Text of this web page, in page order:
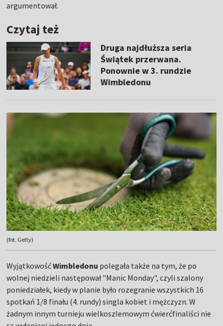
argumentował.
Czytaj też
Druga najdłuższa seria
Świątek przerwana.
Ponownie w 3. rundzie
Wimbledonu
(fot. Getty)
WyjątkowośćWimbledonu polegała także na tym, że po
wolnej niedzieli następował "Manic Monday", czyli szalony
poniedziałek, kiedy w planie było rozegranie wszystkich 16
spotkań 1/8 finału (4. rundy) singla kobiet i mężczyzn. W
żadnym innym turnieju wielkoszlemowym ćwierćfinaliści nie